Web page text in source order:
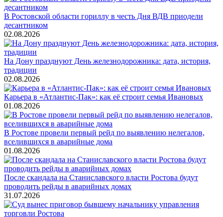
В Ростовской области гориллу в честь Дня ВДВ приодели
десантником
02.08.2026
На Дону празднуют День железнодорожника: дата, история,
традиции
02.08.2026
Карьера в «Атлантис-Пак»: как её строит семья Ивановых
01.08.2026
В Ростове провели первый рейд по выявлению нелегалов,
вселившихся в аварийные дома
01.08.2026
После скандала на Станиславского власти Ростова будут
проводить рейды в аварийных домах
31.07.2026